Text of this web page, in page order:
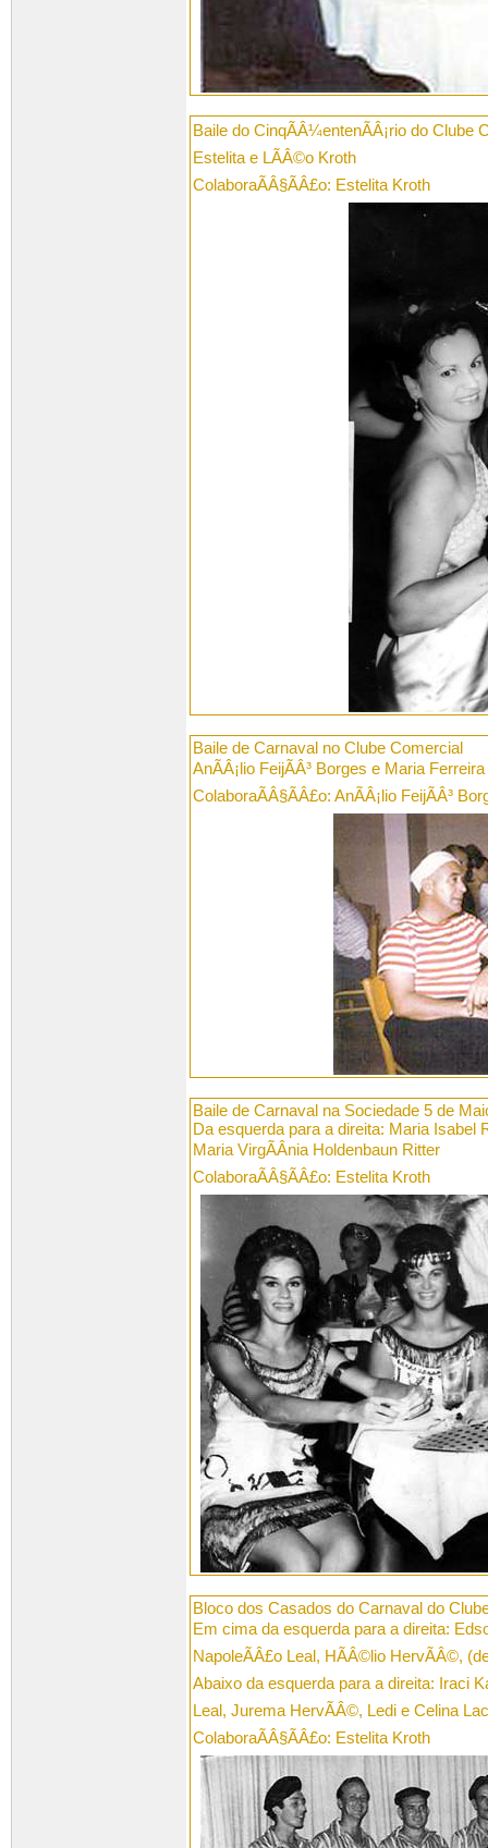
Baile do CinqÃÂ¼entenÃÂ¡rio do Clube
Estelita e LÃÂ©o Kroth
ColaboraÃÂ§ÃÂ£o: Estelita Kroth
Baile de Carnaval no Clube Comercial
AnÃÂ¡lio FeijÃÂ³ Borges e Maria
ColaboraÃÂ§ÃÂ£o: AnÃÂ¡lio FeijÃÂ³
Baile de Carnaval na Sociedade 5 de
Da esquerda para a direita: Maria Isabel
Maria VirgÃÂ­nia Holdenbaun Ritter
ColaboraÃÂ§ÃÂ£o: Estelita Kroth
Bloco dos Casados do Carnaval do
Em cima da esquerda para a direita:
NapoleÃÂ£o Leal, HÃÂ©lio HervÃÂ©,
Abaixo da esquerda para a direita: Iraci
Leal, Jurema HervÃÂ©, Ledi e Celina
ColaboraÃÂ§ÃÂ£o: Estelita Kroth